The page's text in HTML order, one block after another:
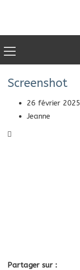
Screenshot
26 février 2025
Jeanne
Partager sur :